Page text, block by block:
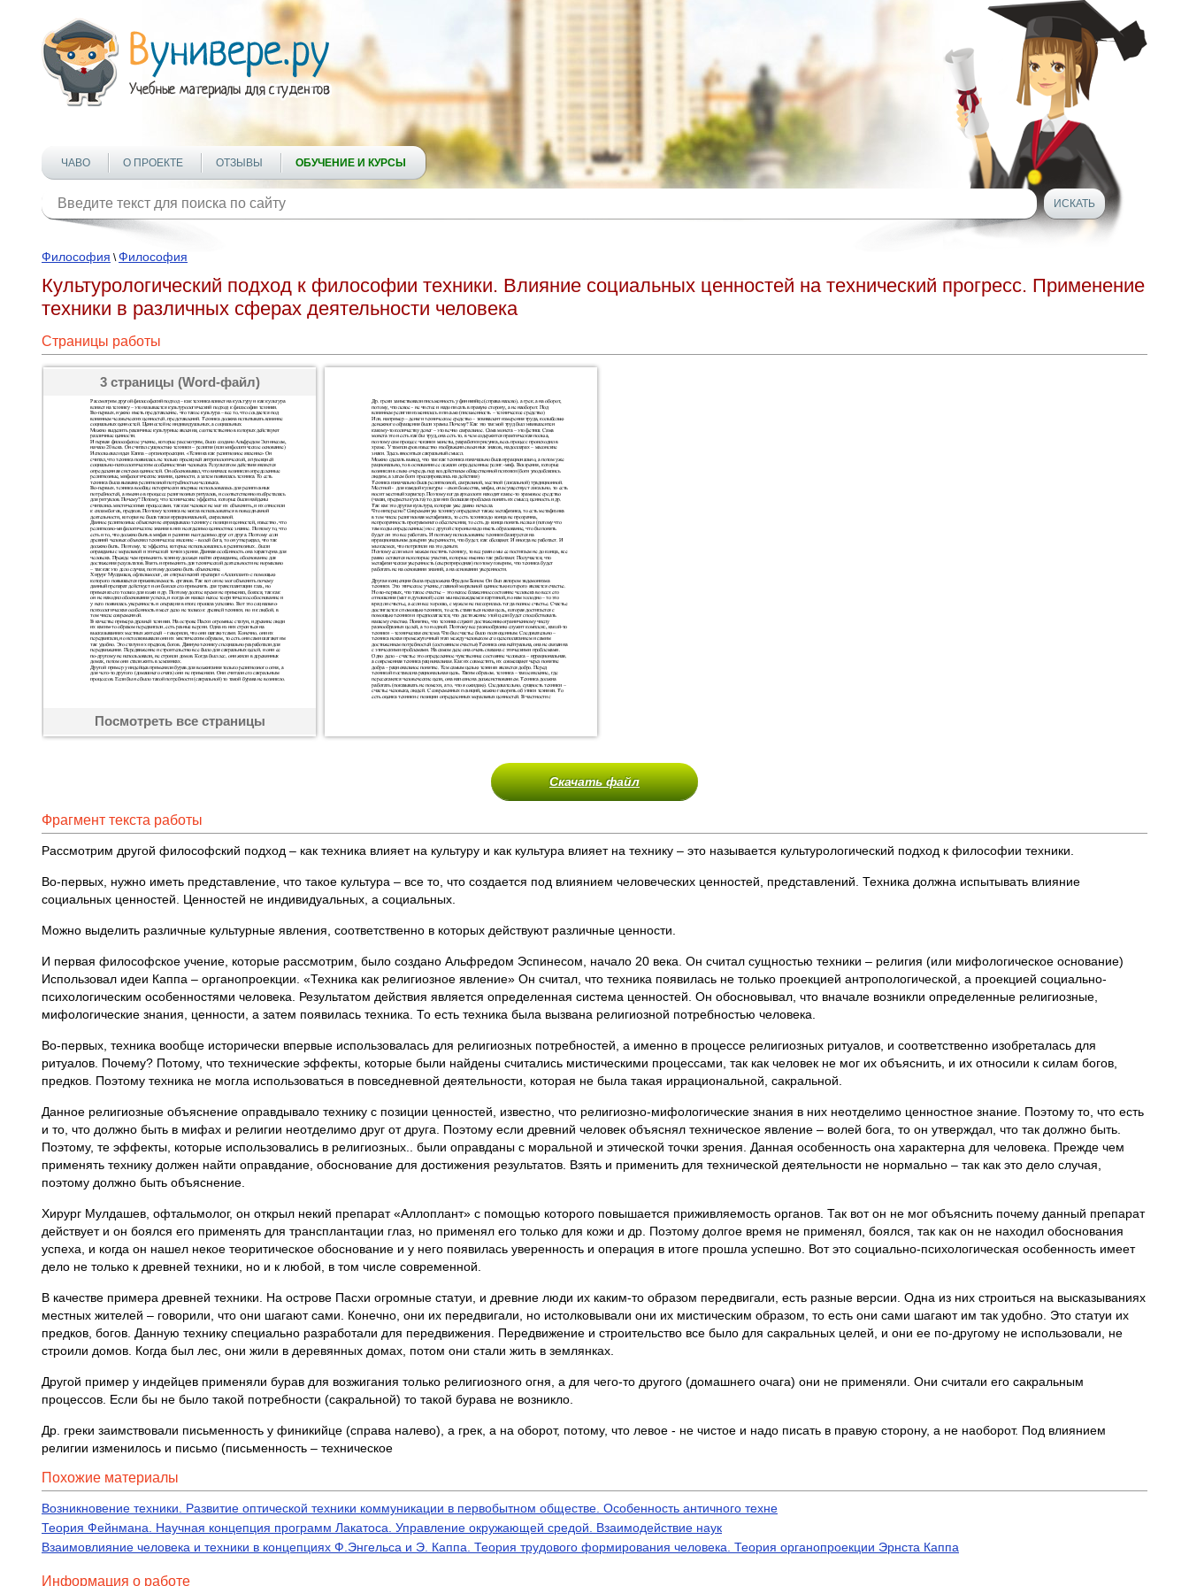
ЧАВО О ПРОЕКТЕ ОТЗЫВЫ ОБУЧЕНИЕ И КУРСЫ
Философия \Философия
Культурологический подход к философии техники. Влияние социальных ценностей на технический прогресс. Применение
техники в различных сферах деятельности человека
Страницы работы
3 страницы (Word-файл)
Посмотреть все страницы
Скачать файл
Фрагмент текста работы
Рассмотрим другой философский подход – как техника влияет на культуру и как культура влияет на технику – это называется культурологический подход к философии техники.
Во-первых, нужно иметь представление, что такое культура – все то, что создается под влиянием человеческих ценностей, представлений. Техника должна испытывать влияние
социальных ценностей. Ценностей не индивидуальных, а социальных.
Можно выделить различные культурные явления, соответственно в которых действуют различные ценности.
И первая философское учение, которые рассмотрим, было создано Альфредом Эспинесом, начало 20 века. Он считал сущностью техники – религия (или мифологическое основание)
Использовал идеи Каппа – органопроекции. «Техника как религиозное явление» Он считал, что техника появилась не только проекцией антропологической, а проекцией социально-
психологическим особенностями человека. Результатом действия является определенная система ценностей. Он обосновывал, что вначале возникли определенные религиозные,
мифологические знания, ценности, а затем появилась техника. То есть техника была вызвана религиозной потребностью человека.
Во-первых, техника вообще исторически впервые использовалась для религиозных потребностей, а именно в процессе религиозных ритуалов, и соответственно изобреталась для
ритуалов. Почему? Потому, что технические эффекты, которые были найдены считались мистическими процессами, так как человек не мог их объяснить, и их относили к силам богов,
предков. Поэтому техника не могла использоваться в повседневной деятельности, которая не была такая иррациональной, сакральной.
Данное религиозные объяснение оправдывало технику с позиции ценностей, известно, что религиозно-мифологические знания в них неотделимо ценностное знание. Поэтому то, что есть
и то, что должно быть в мифах и религии неотделимо друг от друга. Поэтому если древний человек объяснял техническое явление – волей бога, то он утверждал, что так должно быть.
Поэтому, те эффекты, которые использовались в религиозных.. были оправданы с моральной и этической точки зрения. Данная особенность она характерна для человека. Прежде чем
применять технику должен найти оправдание, обоснование для достижения результатов. Взять и применить для технической деятельности не нормально – так как это дело случая,
поэтому должно быть объяснение.
Хирург Мулдашев, офтальмолог, он открыл некий препарат «Аллоплант» с помощью которого повышается приживляемость органов. Так вот он не мог объяснить почему данный препарат
действует и он боялся его применять для трансплантации глаз, но применял его только для кожи и др. Поэтому долгое время не применял, боялся, так как он не находил обоснования
успеха, и когда он нашел некое теоритическое обоснование и у него появилась уверенность и операция в итоге прошла успешно. Вот это социально-психологическая особенность имеет
дело не только к древней техники, но и к любой, в том числе современной.
В качестве примера древней техники. На острове Пасхи огромные статуи, и древние люди их каким-то образом передвигали, есть разные версии. Одна из них строиться на высказываниях
местных жителей – говорили, что они шагают сами. Конечно, они их передвигали, но истолковывали они их мистическим образом, то есть они сами шагают им так удобно. Это статуи их
предков, богов. Данную технику специально разработали для передвижения. Передвижение и строительство все было для сакральных целей, и они ее по-другому не использовали, не
строили домов. Когда был лес, они жили в деревянных домах, потом они стали жить в землянках.
Другой пример у индейцев применяли бурав для возжигания только религиозного огня, а для чего-то другого (домашнего очага) они не применяли. Они считали его сакральным
процессов. Если бы не было такой потребности (сакральной) то такой бурава не возникло.
Др. греки заимствовали письменность у финикийце (справа налево), а грек, а на оборот, потому, что левое - не чистое и надо писать в правую сторону, а не наоборот. Под влиянием
религии изменилось и письмо (письменность – техническое
Похожие материалы
Возникновение техники. Развитие оптической техники коммуникации в первобытном обществе. Особенность античного техне
Теория Фейнмана. Научная концепция программ Лакатоса. Управление окружающей средой. Взаимодействие наук
Взаимовлияние человека и техники в концепциях Ф.Энгельса и Э. Каппа. Теория трудового формирования человека. Теория органопроекции Эрнста Каппа
Информация о работе